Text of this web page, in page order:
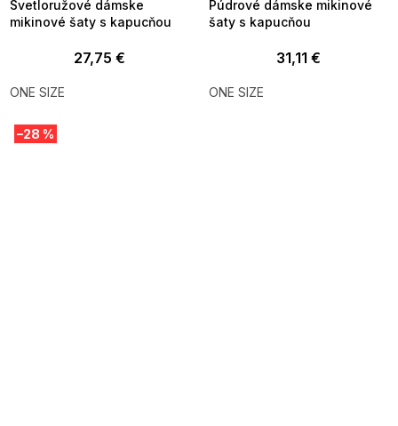
Svetloružové dámske
mikinové šaty s kapucňou
27,75 €
ONE SIZE
Púdrové dámske mikinové
šaty s kapucňou
31,11 €
ONE SIZE
–28 %